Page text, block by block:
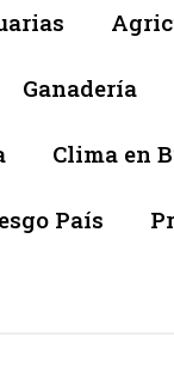
Ganadería
Clima en
País